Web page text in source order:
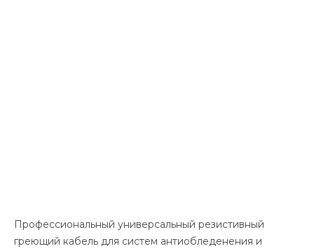
Профессиональный универсальный резистивный
греющий кабель для систем антиобледенения и